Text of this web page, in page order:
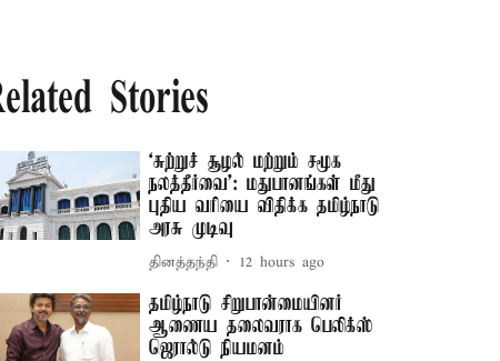
Stories
‘சுற்றுச் சூழல் மற்றும் சமூக
நலத்தீர்வை’: மதுபானங்கள் மீது
புதிய வரியை விதிக்க தமிழ்நாடு
அரசு முடிவு
தினத்தந்தி 12 hours ago
தமிழ்நாடு சிறுபான்மையினர்
ஆணைய தலைவராக பெலிக்ஸ்
ஜெரால்டு நியமனம்